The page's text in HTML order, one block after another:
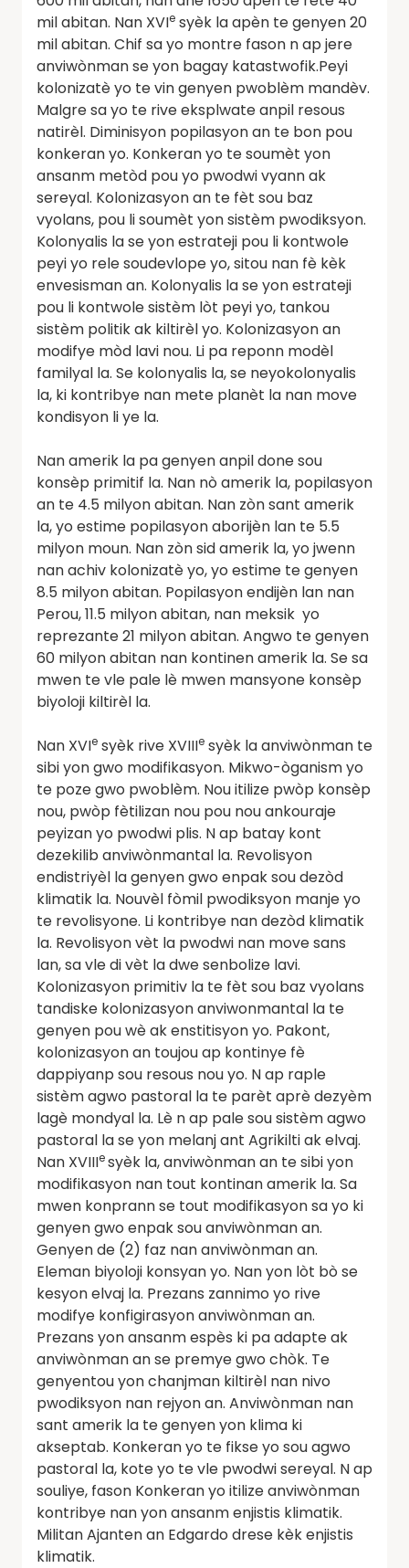
mil abitan. Nan XVIe syèk la apèn te genyen 20
mil abitan. Chif sa yo montre fason n ap jere
anviwònman se yon bagay katastwofik.Peyi
kolonizatè yo te vin genyen pwoblèm mandèv.
Malgre sa yo te rive eksplwate anpil resous
natirèl. Diminisyon popilasyon an te bon pou
konkeran yo. Konkeran yo te soumèt yon
ansanm metòd pou yo pwodwi vyann ak
sereyal. Kolonizasyon an te fèt sou baz
vyolans, pou li soumèt yon sistèm pwodiksyon.
Kolonyalis la se yon estrateji pou li kontwole
peyi yo rele soudevlope yo, sitou nan fè kèk
envesisman an. Kolonyalis la se yon estrateji
pou li kontwole sistèm lòt peyi yo, tankou
sistèm politik ak kiltirèl yo. Kolonizasyon an
modifye mòd lavi nou. Li pa reponn modèl
familyal la. Se kolonyalis la, se neyokolonyalis
la, ki kontribye nan mete planèt la nan move
kondisyon li ye la.
Nan amerik la pa genyen anpil done sou
konsèp primitif la. Nan nò amerik la, popilasyon
an te 4.5 milyon abitan. Nan zòn sant amerik
la, yo estime popilasyon aborijèn lan te 5.5
milyon moun. Nan zòn sid amerik la, yo jwenn
nan achiv kolonizatè yo, yo estime te genyen
8.5 milyon abitan. Popilasyon endijèn lan nan
Perou, 11.5 milyon abitan, nan meksik yo
reprezante 21 milyon abitan. Angwo te genyen
60 milyon abitan nan kontinen amerik la. Se sa
mwen te vle pale lè mwen mansyone konsèp
biyoloji kiltirèl la.
Nan XVIe syèk rive XVIIIe syèk la anviwònman te
sibi yon gwo modifikasyon. Mikwo-òganism yo
te poze gwo pwoblèm. Nou itilize pwòp konsèp
nou, pwòp fètilizan nou pou nou ankouraje
peyizan yo pwodwi plis. N ap batay kont
dezekilib anviwònmantal la. Revolisyon
endistriyèl la genyen gwo enpak sou dezòd
klimatik la. Nouvèl fòmil pwodiksyon manje yo
te revolisyone. Li kontribye nan dezòd klimatik
la. Revolisyon vèt la pwodwi nan move sans
lan, sa vle di vèt la dwe senbolize lavi.
Kolonizasyon primitiv la te fèt sou baz vyolans
tandiske kolonizasyon anviwonmantal la te
genyen pou wè ak enstitisyon yo. Pakont,
kolonizasyon an toujou ap kontinye fè
dappiyanp sou resous nou yo. N ap raple
sistèm agwo pastoral la te parèt aprè dezyèm
lagè mondyal la. Lè n ap pale sou sistèm agwo
pastoral la se yon melanj ant Agrikilti ak elvaj.
Nan XVIIIesyèk la, anviwònman an te sibi yon
modifikasyon nan tout kontinan amerik la. Sa
mwen konprann se tout modifikasyon sa yo ki
genyen gwo enpak sou anviwònman an.
Genyen de (2) faz nan anviwònman an.
Eleman biyoloji konsyan yo. Nan yon lòt bò se
kesyon elvaj la. Prezans zannimo yo rive
modifye konfigirasyon anviwònman an.
Prezans yon ansanm espès ki pa adapte ak
anviwònman an se premye gwo chòk. Te
genyentou yon chanjman kiltirèl nan nivo
pwodiksyon nan rejyon an. Anviwònman nan
sant amerik la te genyen yon klima ki
akseptab. Konkeran yo te fikse yo sou agwo
pastoral la, kote yo te vle pwodwi sereyal. N ap
souliye, fason Konkeran yo itilize anviwònman
kontribye nan yon ansanm enjistis klimatik.
Militan Ajanten an Edgardo drese kèk enjistis
klimatik.